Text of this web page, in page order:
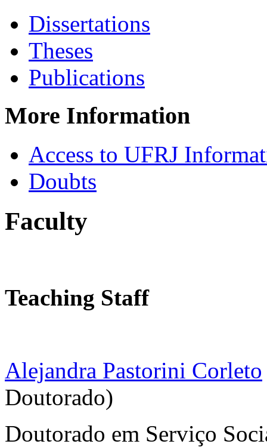
Dissertations
Theses
Publications
More Information
Access to UFRJ
Doubts
Faculty
Teaching Staff
Alejandra Pastorini Corleto
Doutorado)
Doutorado em Serviço